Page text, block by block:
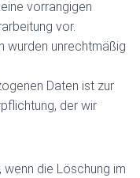
vorrangigen
vor.
wurden unrechtmäßig
Daten ist zur
der wir
die Löschung im